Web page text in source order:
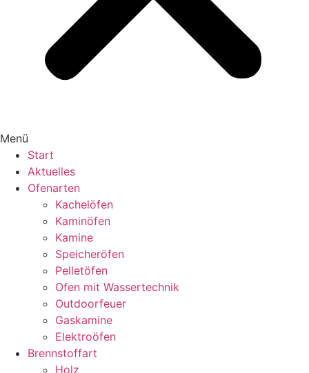
Menü
Start
Aktuelles
Ofenarten
Kachelöfen
Kaminöfen
Kamine
Speicheröfen
Pelletöfen
Ofen mit Wassertechnik
Outdoorfeuer
Gaskamine
Elektroöfen
Brennstoffart
Holz